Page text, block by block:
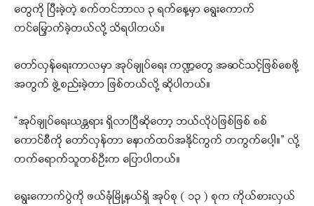
တွေကို ပြီးခဲ့တဲ့ စက်တင်ဘာလ ၃ ရက်နေ့မှာ ရွေးကောက်
တင်မြှောက်ခဲ့တယ်လို့ သိရပါတယ်။
တော်လှန်ရေးကာလမှာ အုပ်ချုပ်ရေး ကဏ္ဍတွေ အဆင်သင့်ဖြစ်စေဖို့
အတွက် ဖွဲ့စည်းခဲ့တာ ဖြစ်တယ်လို့ ဆိုပါတယ်။
“အုပ်ချုပ်ရေးယန္တရား ရှိလာပြီဆိုတော့ ဘယ်လိုပဲဖြစ်ဖြစ် စစ်
ကောင်စီကို တော်လှန်တာ နောက်ထပ်အနိုင်ကွက် တကွက်ပေါ့။” လို့
တက်ရောက်သူတစ်ဦးက ပြောပါတယ်။
ရွေးကောက်ပွဲကို ဖယ်ခုံမြို့နယ်ရှိ အုပ်စု ( ၁၃ ) စုက ကိုယ်စားလှယ်